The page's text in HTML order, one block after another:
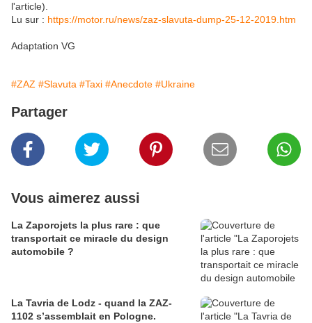
l'article).
Lu sur : https://motor.ru/news/zaz-slavuta-dump-25-12-2019.htm
Adaptation VG
#ZAZ #Slavuta #Taxi #Anecdote #Ukraine
Partager
Vous aimerez aussi
La Zaporojets la plus rare : que
transportait ce miracle du design
automobile ?
La Tavria de Lodz - quand la ZAZ-
1102 s’assemblait en Pologne.